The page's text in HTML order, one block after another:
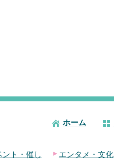
ホーム
ント・催し エンタメ・文化